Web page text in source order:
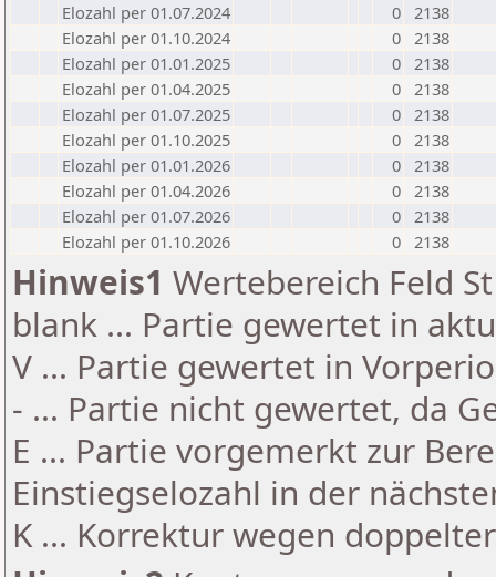
Elozahl per 01.07.2024
0 2138
Elozahl per 01.10.2024
0 2138
Elozahl per 01.01.2025
0 2138
Elozahl per 01.04.2025
0 2138
Elozahl per 01.07.2025
0 2138
Elozahl per 01.10.2025
0 2138
Elozahl per 01.01.2026
0 2138
Elozahl per 01.04.2026
0 2138
Elozahl per 01.07.2026
0 2138
Elozahl per 01.10.2026
0 2138
Hinweis1 Wertebereich Feld
blank ... Partie gewertet in
V ... Partie gewertet in
- ... Partie nicht gewertet, da
E ... Partie vorgemerkt zur
Einstiegselozahl in der
K ... Korrektur wegen